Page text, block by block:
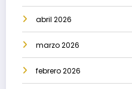
abril 2026
marzo 2026
febrero 2026